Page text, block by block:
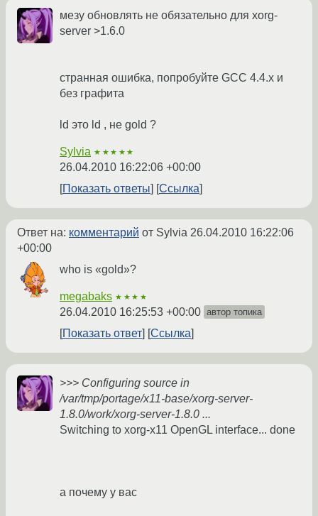
мезу обновлять не обязательно для xorg-
server >1.6.0
странная ошибка, попробуйте GCC 4.4.x и
без графита
ld это ld , не gold ?
Sylvia ★★★★★
26.04.2010 16:22:06 +00:00
Показать ответы
Ссылка
Ответ на: комментарий от Sylvia 26.04.2010 16:22:06
+00:00
who is «gold»?
megabaks ★★★★
26.04.2010 16:25:53 +00:00 автор топика
Показать ответ Ссылка
>>> Configuring source in
/var/tmp/portage/x11-base/xorg-server-
1.8.0/work/xorg-server-1.8.0 ...
Switching to xorg-x11 OpenGL interface... done
а почему у вас